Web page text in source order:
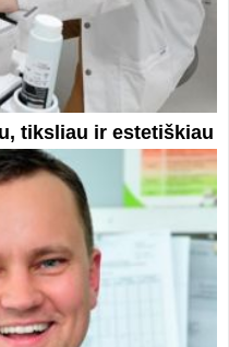
tiksliau ir estetiškiau